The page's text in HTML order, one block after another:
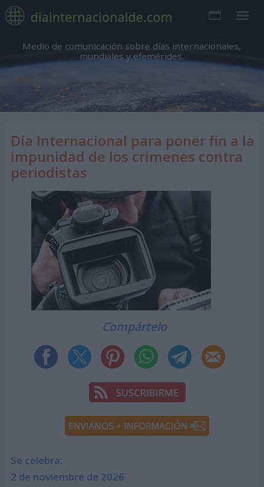
Medio de comunicación sobre días internacionales,
mundiales y efemérides.
Día Internacional para poner fin a la
impunidad de los crímenes contra
periodistas
Compártelo
Se celebra:
2 de noviembre de 2026